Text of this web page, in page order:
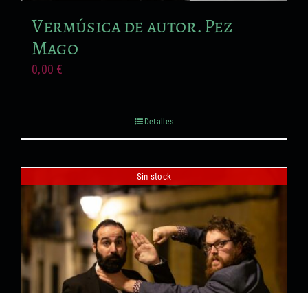
Vermúsica de autor. Pez
Mago
0,00 €
Detalles
Sin stock